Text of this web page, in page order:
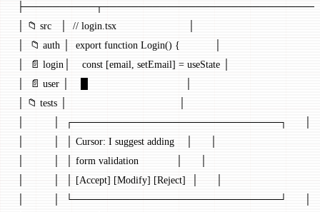
│ 📁 src   │  // login.tsx                         │
│  📁 auth │  export function Login() {            │
│  📄 login│    const [email, setEmail] = useState │
│  📄 user │    █                                  │
│ 📁 tests │                                       │
│          │  ┌─────────────────────────────┐      │
│          │  │ Cursor: I suggest adding    │      │
│          │  │ form validation             │      │
│          │  │ [Accept] [Modify] [Reject]  │      │
│          │  └─────────────────────────────┘      │